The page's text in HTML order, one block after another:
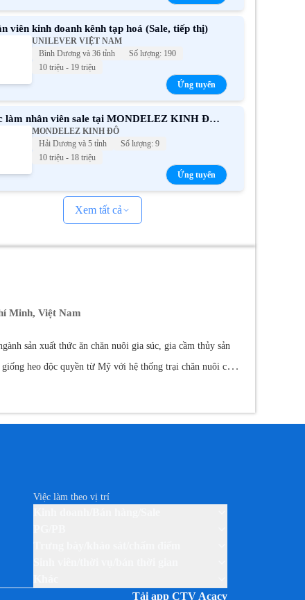
viên kinh doanh kênh tạp hoá (Sale, tiếp thị)
UNILEVER VIỆT NAM
Bình Dương và 36 tỉnh
Số lượng: 190
10 triệu - 19 triệu
Ứng tuyển
làm nhân viên sale tại MONDELEZ KINH ĐÔ
MONDELEZ KINH ĐÔ
Hải Dương và 5 tỉnh
Số lượng: 9
10 triệu - 18 triệu
Ứng tuyển
Xem tất cả
Minh, Việt Nam
sản xuất thức ăn chăn nuôi gia súc, gia cầm thủy sản
heo độc quyền từ Mỹ với hệ thống trại chăn nuôi công
nhằm mang đến những thực phẩm chế biến sạch đến
Việc làm theo vị trí
Tải app CTV Acacy